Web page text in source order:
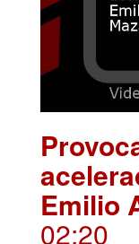
Emilio
02:20